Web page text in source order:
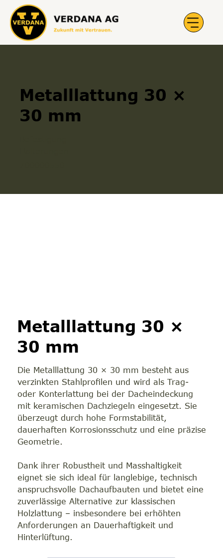
Metalllattung 30 ×
30 mm
Metalllattung 30 ×
30 mm
Die Metalllattung 30 × 30 mm besteht aus
verzinkten Stahlprofilen und wird als Trag-
oder Konterlattung bei der Dacheindeckung
mit keramischen Dachziegeln eingesetzt. Sie
überzeugt durch hohe Formstabilität,
dauerhaften Korrosionsschutz und eine präzise
Geometrie.
Dank ihrer Robustheit und Masshaltigkeit
eignet sie sich ideal für langlebige, technisch
anspruchsvolle Dachaufbauten und bietet eine
zuverlässige Alternative zur klassischen
Holzlattung – insbesondere bei erhöhten
Anforderungen an Dauerhaftigkeit und
Hinterlüftung.